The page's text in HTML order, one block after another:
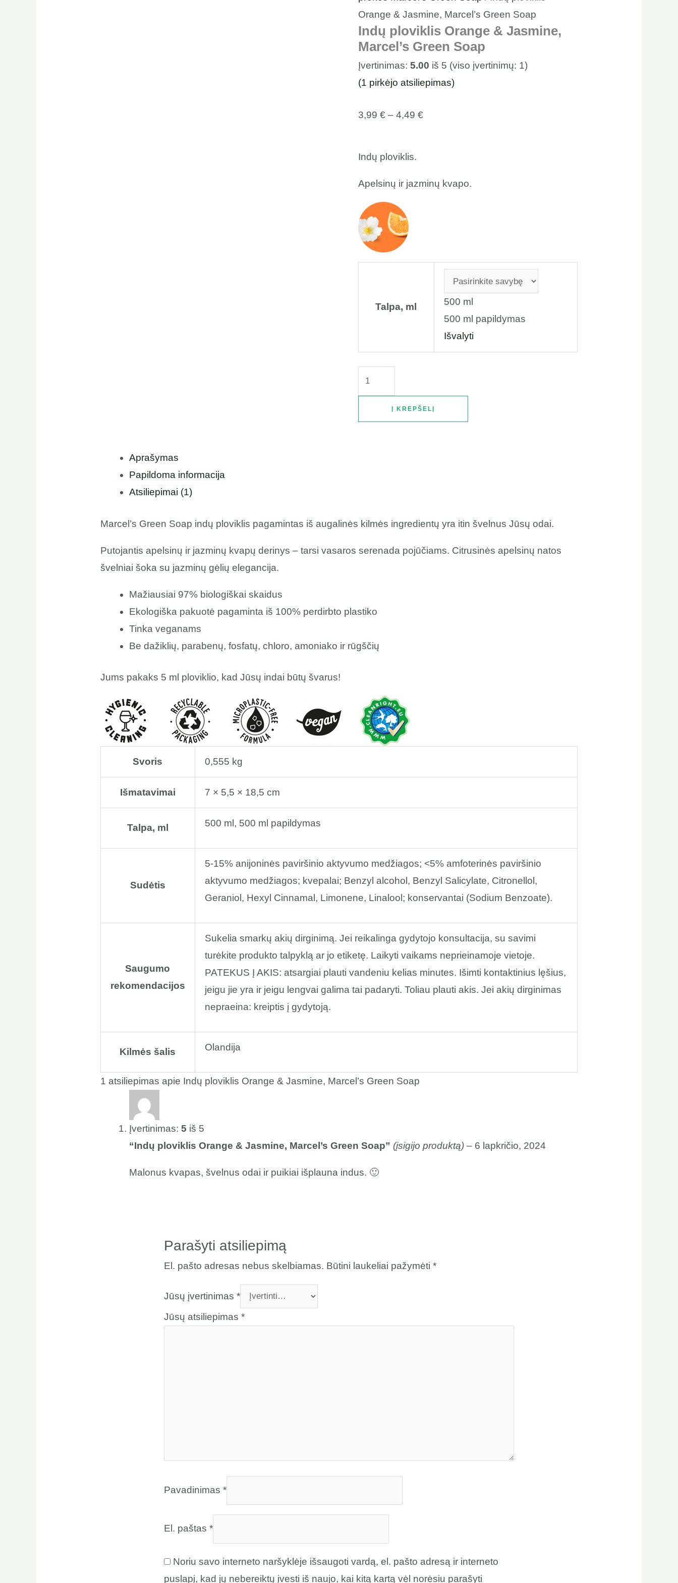
Orange & Jasmine, Marcel’s Green Soap
Indų ploviklis Orange & Jasmine,
Marcel’s Green Soap
Įvertinimas: 5.00 iš 5 (viso įvertinimų: 1)
(1 pirkėjo atsiliepimas)
3,99 € – 4,49 €
Indų ploviklis.
Apelsinų ir jazminų kvapo.
Talpa, ml
500 ml
500 ml papildymas
Išvalyti
Į KREPŠELĮ
Aprašymas
Papildoma informacija
Atsiliepimai (1)
Marcel’s Green Soap indų ploviklis pagamintas iš augalinės kilmės ingredientų yra itin švelnus Jūsų odai.
Putojantis apelsinų ir jazminų kvapų derinys – tarsi vasaros serenada pojūčiams. Citrusinės apelsinų natos
švelniai šoka su jazminų gėlių elegancija.
Mažiausiai 97% biologiškai skaidus
Ekologiška pakuotė pagaminta iš 100% perdirbto plastiko
Tinka veganams
Be dažiklių, parabenų, fosfatų, chloro, amoniako ir rūgščių
Jums pakaks 5 ml ploviklio, kad Jūsų indai būtų švarus!
Svoris 0,555 kg
Išmatavimai 7 × 5,5 × 18,5 cm
Talpa, ml 500 ml, 500 ml papildymas
Sudėtis
5-15% anijoninės paviršinio aktyvumo medžiagos; <5% amfoterinės paviršinio
aktyvumo medžiagos; kvepalai; Benzyl alcohol, Benzyl Salicylate, Citronellol,
Geraniol, Hexyl Cinnamal, Limonene, Linalool; konservantai (Sodium Benzoate).
Saugumo
rekomendacijos
Sukelia smarkų akių dirginimą. Jei reikalinga gydytojo konsultacija, su savimi
turėkite produkto talpyklą ar jo etiketę. Laikyti vaikams neprieinamoje vietoje.
PATEKUS Į AKIS: atsargiai plauti vandeniu kelias minutes. Išimti kontaktinius lęšius,
jeigu jie yra ir jeigu lengvai galima tai padaryti. Toliau plauti akis. Jei akių dirginimas
nepraeina: kreiptis į gydytoją.
Kilmės šalis Olandija
1 atsiliepimas apie Indų ploviklis Orange & Jasmine, Marcel’s Green Soap
Įvertinimas: 5 iš 5
“Indų ploviklis Orange & Jasmine, Marcel’s Green Soap” (įsigijo produktą) – 6 lapkričio, 2024
Malonus kvapas, švelnus odai ir puikiai išplauna indus. 🙂
Parašyti atsiliepimą
El. pašto adresas nebus skelbiamas. Būtini laukeliai pažymėti*
Jūsų įvertinimas*
Jūsų atsiliepimas*
Pavadinimas*
El. paštas*
Noriu savo interneto naršyklėje išsaugoti vardą, el. pašto adresą ir interneto
puslapį, kad jų nebereiktų įvesti iš naujo, kai kitą kartą vėl norėsiu parašyti